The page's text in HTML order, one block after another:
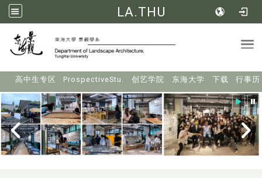
LA.THU
高中生专区 ProspectiveStu. 创艺学院 东海大学 下载 行事历